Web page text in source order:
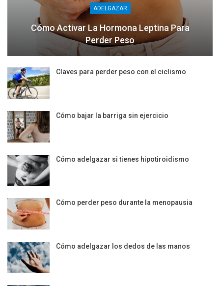
ADELGAZAR
Cómo Activar La Hormona Leptina Para
Perder Peso
Claves para perder peso con el ciclismo
Cómo bajar la barriga sin ejercicio
Cómo adelgazar si tienes hipotiroidismo
Cómo perder peso durante la menopausia
Cómo adelgazar los dedos de las manos